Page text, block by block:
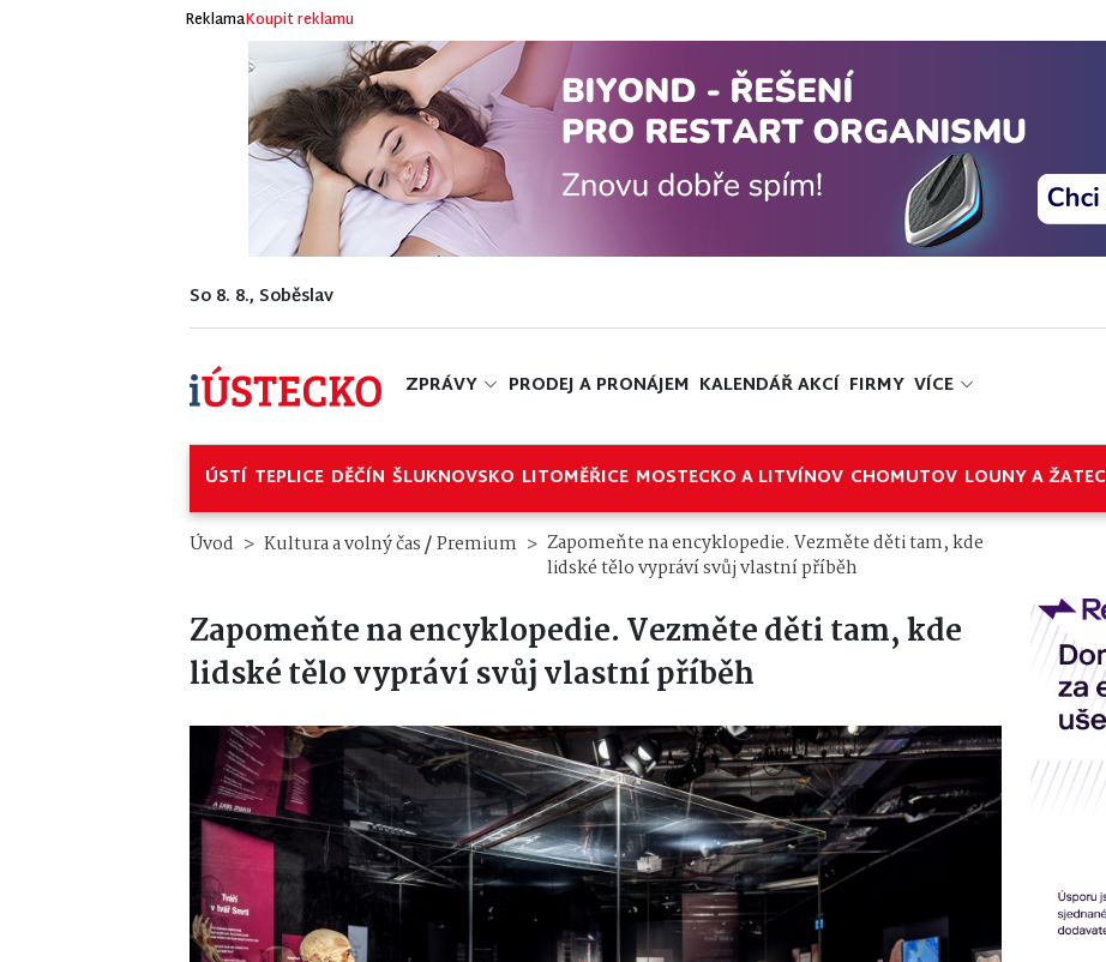
ReklamaKoupit reklamu
So 8. 8., Soběslav
ZPRÁVY PRODEJ A PRONÁJEM KALENDÁŘ AKCÍ FIRMY VÍCE
ÚSTÍ TEPLICE DĚČÍN ŠLUKNOVSKO LITOMĚŘICE MOSTECKO A LITVÍNOV CHOMUTOV LOUNY A ŽATEC
Úvod Kultura a volný čas/Premium
Zapomeňte na encyklopedie. Vezměte děti tam, kde
lidské tělo vypráví svůj vlastní příběh
Zapomeňte na encyklopedie. Vezměte děti tam, kde
lidské tělo vypráví svůj vlastní příběh